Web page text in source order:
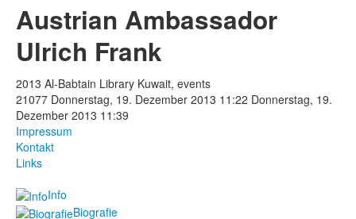
Austrian Ambassador
Ulrich Frank
2013 Al-Babtain Library Kuwait, events
21077 Donnerstag, 19. Dezember 2013 11:22 Donnerstag, 19.
Dezember 2013 11:39
Impressum
Kontakt
Links
Info
Biografie